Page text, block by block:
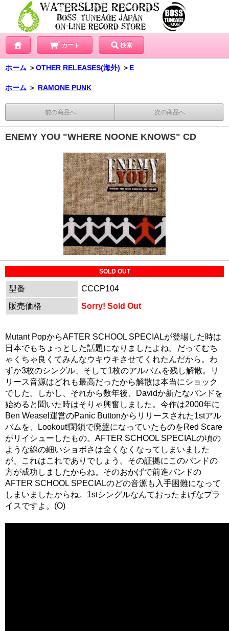
カート 検索
ホーム ＞OTHER RELEASES(海外) ＞ E
ホーム ＞ RAMONE PUNK
前の商品へ 次の商品へ
ENEMY YOU "WHERE NOONE KNOWS" CD
SOLD OUT
型番
CCCP104
販売価格
Sorry! Sold Out
Mutant PopからAFTER SCHOOL SPECIALが登場した時は
日本でもちょっとした話題になりましたよね。だってむち
ゃくちゃ良くてみんなウキウキさせてくれたんだから。わ
ずか3枚のシングル、そして1枚のアルバムを残し解散。リ
リース音源はどれも最高だったから解散は本当にショック
でした。しかし、それから数年後、Davidか新たなバンドを
始めると聞いた時はそりゃ興奮しました。今作は2000年に
Ben Weasel運営のPanic Buttonからリリースされた1stアル
バムを、Lookout!閉鎖で廃盤になっていたものをRed Scare
がリイシューしたもの。AFTER SCHOOL SPECIALの頃の
ような線の細いショボさは全くなくなってしまいました
が、これはこれでありでしょう。その証拠にこのバンドの
方が成功しましたからね。そのおかげで前進バンドの
AFTER SCHOOL SPECIALのどの音源も入手困難になって
しまいましたからね。1stシングルなんておったまげなプラ
イスですよ。(O)